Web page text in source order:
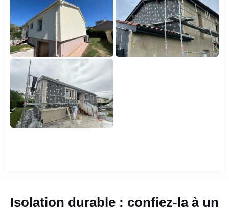
Isolation durable : confiez-la à un